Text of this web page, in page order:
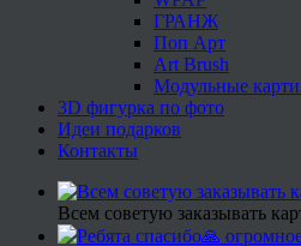
ГРАНЖ
Поп Арт
Art Brush
Модульные
3D фигурка по фото
Идеи подарков
Контакты
Всем советую заказывать